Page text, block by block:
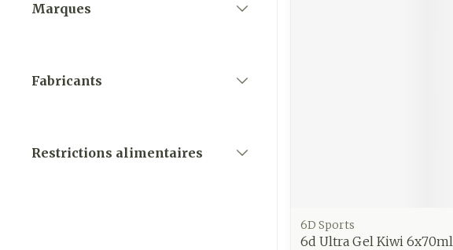
Marques
Fabricants
Restrictions alimentaires
6D Sports
6d Ultra Gel Kiwi 6x70ml